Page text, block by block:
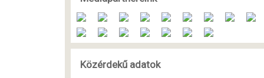
Közérdekű adatok